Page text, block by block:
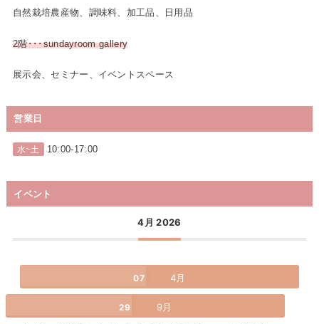
自然栽培農産物、調味料、加工品、日用品
2階･･･sundayroom gallery
展示会、セミナー、イベントスペース
営業日
水~土 10:00-17:00
イベント
4月 2026
07 4月
29 9月